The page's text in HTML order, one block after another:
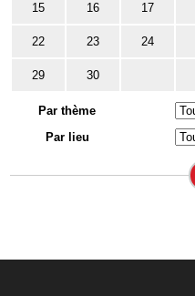
15 16 17
22 23 24
29 30
Par thème
Par lieu